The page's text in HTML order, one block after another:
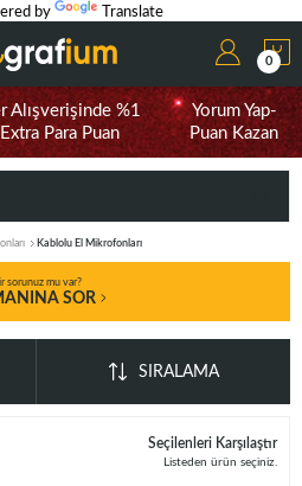
by Translate
0
Alışverişinde %1
Extra Para Puan
Yorum Yap-
Puan Kazan
Kablolu El Mikrofonları
sorunuz mu var?
SOR
SIRALAMA
Seçilenleri Karşılaştır
Listeden ürün seçiniz.